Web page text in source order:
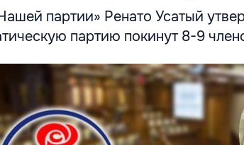
партии» Ренато Усатый
партию покинут 8-9